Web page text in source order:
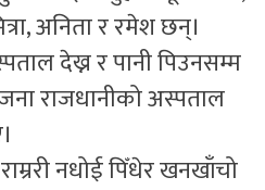
अनिता र रमेश छन्।
देख्न र पानी पिउनसम्म
राजधानीको अस्पताल
नधोई पिँधेर खनखाँचो